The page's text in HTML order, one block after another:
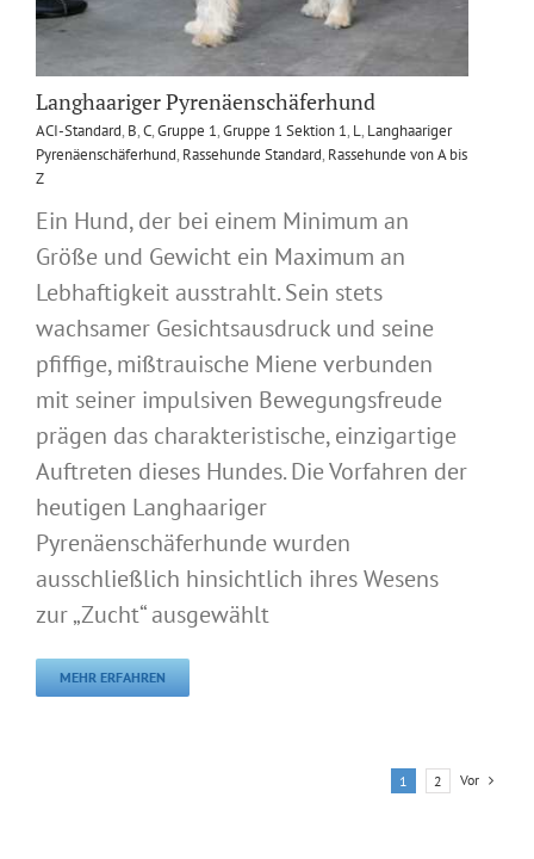
Langhaariger Pyrenäenschäferhund
ACI-Standard, B,C,Gruppe 1,Gruppe 1 Sektion 1, L, Langhaariger
Pyrenäenschäferhund, Rassehunde Standard, Rassehunde von A bis
Z
Ein Hund, der bei einem Minimum an
Größe und Gewicht ein Maximum an
Lebhaftigkeit ausstrahlt. Sein stets
wachsamer Gesichtsausdruck und seine
pfiffige, mißtrauische Miene verbunden
mit seiner impulsiven Bewegungsfreude
prägen das charakteristische, einzigartige
Auftreten dieses Hundes. Die Vorfahren der
heutigen Langhaariger
Pyrenäenschäferhunde wurden
ausschließlich hinsichtlich ihres Wesens
zur „Zucht“ ausgewählt
MEHR ERFAHREN
1 2 Vor